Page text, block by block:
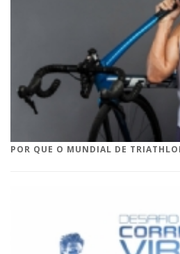
POR QUE O MUNDIAL DE